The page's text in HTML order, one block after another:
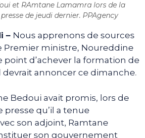
et RAmtane Lamamra lors de la
de jeudi dernier. PPAgency
– Nous apprenons de sources
Premier ministre, Noureddine
point d’achever la formation de
devrait annoncer ce dimanche.
Bedoui avait promis, lors de
presse qu’il a tenue
son adjoint, Ramtane
son gouvernement